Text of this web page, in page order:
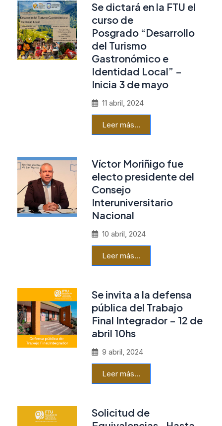
Se dictará en la FTU el
curso de
Posgrado “Desarrollo
del Turismo
Gastronómico e
Identidad Local” –
Inicia 3 de mayo
11 abril, 2024
Leer más…
Víctor Moriñigo fue
electo presidente del
Consejo
Interuniversitario
Nacional
10 abril, 2024
Leer más…
Se invita a la defensa
pública del Trabajo
Final Integrador – 12 de
abril 10hs
9 abril, 2024
Leer más…
Solicitud de